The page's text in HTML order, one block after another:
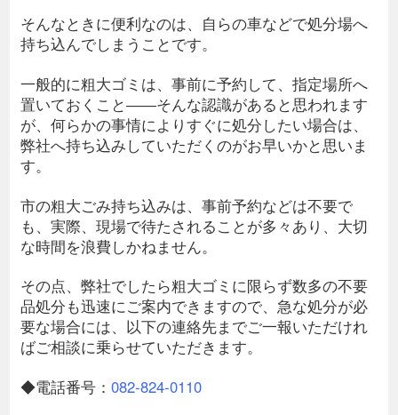
そんなときに便利なのは、自らの車などで処分場へ
持ち込んでしまうことです。
一般的に粗大ゴミは、事前に予約して、指定場所へ
置いておくこと――そんな認識があると思われます
が、何らかの事情によりすぐに処分したい場合は、
弊社へ持ち込みしていただくのがお早いかと思いま
す。
市の粗大ごみ持ち込みは、事前予約などは不要で
も、実際、現場で待たされることが多々あり、大切
な時間を浪費しかねません。
その点、弊社でしたら粗大ゴミに限らず数多の不要
品処分も迅速にご案内できますので、急な処分が必
要な場合には、以下の連絡先までご一報いただけれ
ばご相談に乗らせていただきます。
◆電話番号： 082-824-0110